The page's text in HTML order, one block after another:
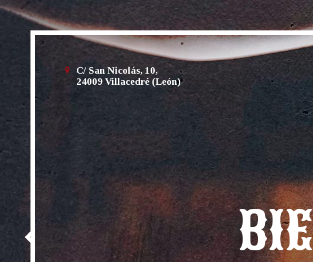
C/ San Nicolás, 10,
24009 Villacedré (León)